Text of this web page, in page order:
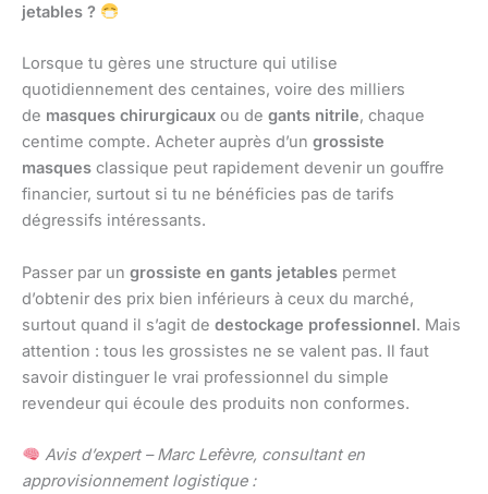
jetables ?
Lorsque tu gères une structure qui utilise
quotidiennement des centaines, voire des milliers
de masques chirurgicaux ou de gants nitrile, chaque
centime compte. Acheter auprès d’un grossiste
masques classique peut rapidement devenir un gouffre
financier, surtout si tu ne bénéficies pas de tarifs
dégressifs intéressants.
Passer par un grossiste en gants jetables permet
d’obtenir des prix bien inférieurs à ceux du marché,
surtout quand il s’agit de destockage professionnel. Mais
attention : tous les grossistes ne se valent pas. Il faut
savoir distinguer le vrai professionnel du simple
revendeur qui écoule des produits non conformes.
Avis d’expert – Marc Lefèvre, consultant en
approvisionnement logistique :